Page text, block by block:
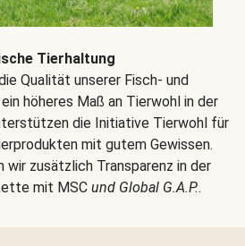
Tierhaltung
Qualität unserer Fisch- und
höheres Maß an Tierwohl in der
die Initiative Tierwohl für
mit gutem Gewissen.
zusätzlich Transparenz in der
mit MSC und Global G.A.P..